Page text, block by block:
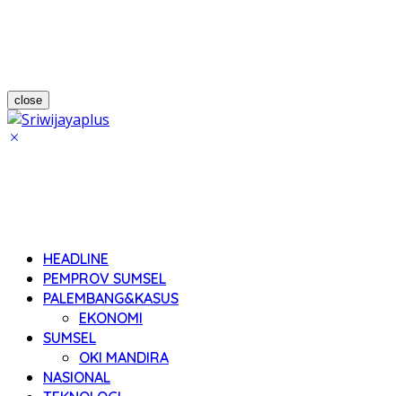
close
HEADLINE
PEMPROV SUMSEL
PALEMBANG&KASUS
EKONOMI
SUMSEL
OKI MANDIRA
NASIONAL